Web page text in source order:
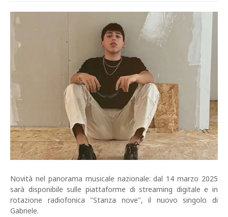
Novità nel panorama musicale nazionale: dal 14 marzo 2025
sarà disponibile sulle piattaforme di streaming digitale e in
rotazione radiofonica "Stanza nove", il nuovo singolo di
Gabriele.